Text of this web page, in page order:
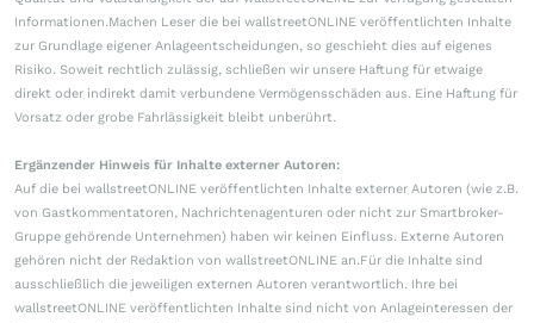
Informationen.Machen Leser die bei wallstreetONLINE veröffentlichten Inhalte
zur Grundlage eigener Anlageentscheidungen, so geschieht dies auf eigenes
Risiko. Soweit rechtlich zulässig, schließen wir unsere Haftung für etwaige
direkt oder indirekt damit verbundene Vermögensschäden aus. Eine Haftung für
Vorsatz oder grobe Fahrlässigkeit bleibt unberührt.
Ergänzender Hinweis für Inhalte externer Autoren:
Auf die bei wallstreetONLINE veröffentlichten Inhalte externer Autoren (wie z.B.
von Gastkommentatoren, Nachrichtenagenturen oder nicht zur Smartbroker-
Gruppe gehörende Unternehmen) haben wir keinen Einfluss. Externe Autoren
gehören nicht der Redaktion von wallstreetONLINE an.Für die Inhalte sind
ausschließlich die jeweiligen externen Autoren verantwortlich. Ihre bei
wallstreetONLINE veröffentlichten Inhalte sind nicht von Anlageinteressen der